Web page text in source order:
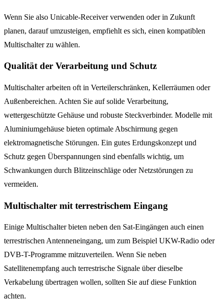
Wenn Sie also Unicable-Receiver verwenden oder in Zukunft
planen, darauf umzusteigen, empfiehlt es sich, einen kompatiblen
Multischalter zu wählen.
Qualität der Verarbeitung und Schutz
Multischalter arbeiten oft in Verteilerschränken, Kellerräumen oder
Außenbereichen. Achten Sie auf solide Verarbeitung,
wettergeschützte Gehäuse und robuste Steckverbinder. Modelle mit
Aluminiumgehäuse bieten optimale Abschirmung gegen
elektromagnetische Störungen. Ein gutes Erdungskonzept und
Schutz gegen Überspannungen sind ebenfalls wichtig, um
Schwankungen durch Blitzeinschläge oder Netzstörungen zu
vermeiden.
Multischalter mit terrestrischem Eingang
Einige Multischalter bieten neben den Sat-Eingängen auch einen
terrestrischen Antenneneingang, um zum Beispiel UKW-Radio oder
DVB-T-Programme mitzuverteilen. Wenn Sie neben
Satellitenempfang auch terrestrische Signale über dieselbe
Verkabelung übertragen wollen, sollten Sie auf diese Funktion
achten.